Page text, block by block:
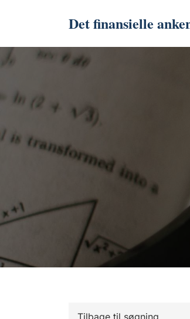
Det finansielle
Tilbage til søgning